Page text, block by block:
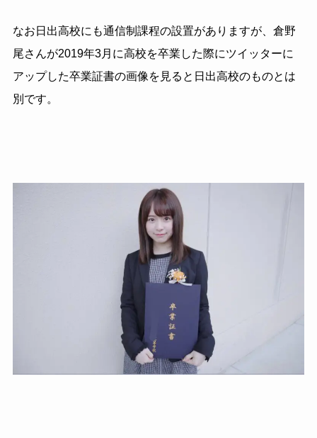
なお日出高校にも通信制課程の設置がありますが、倉野
尾さんが2019年3月に高校を卒業した際にツイッターに
アップした卒業証書の画像を見ると日出高校のものとは
別です。